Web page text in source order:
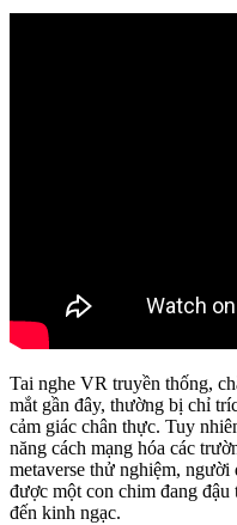
Tai nghe VR truyền thống,
mắt gần đây, thường bị chỉ
cảm giác chân thực. Tuy
năng cách mạng hóa các
metaverse thử nghiệm, người
được một con chim đang đậu
đến kinh ngạc.